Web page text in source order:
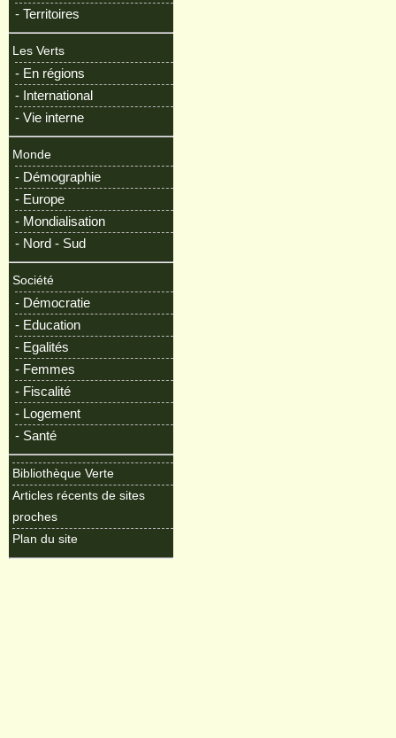
- Territoires
Les Verts
- En régions
- International
- Vie interne
Monde
- Démographie
- Europe
- Mondialisation
- Nord - Sud
Société
- Démocratie
- Education
- Egalités
- Femmes
- Fiscalité
- Logement
- Santé
Bibliothèque Verte
Articles récents de sites
proches
Plan du site